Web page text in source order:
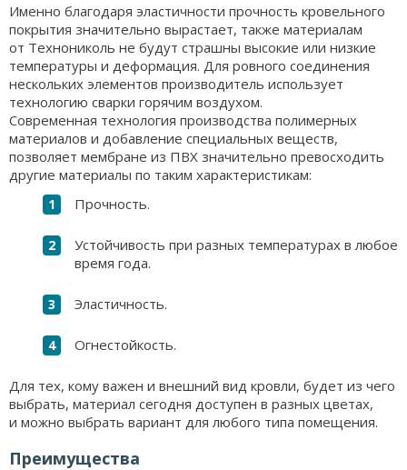
Именно благодаря эластичности прочность кровельного
покрытия значительно вырастает, также материалам
от Технониколь не будут страшны высокие или низкие
температуры и деформация. Для ровного соединения
нескольких элементов производитель использует
технологию сварки горячим воздухом.
Современная технология производства полимерных
материалов и добавление специальных веществ,
позволяет мембране из ПВХ значительно превосходить
другие материалы по таким характеристикам:
Прочность.
Устойчивость при разных температурах в любое
время года.
Эластичность.
Огнестойкость.
Для тех, кому важен и внешний вид кровли, будет из чего
выбрать, материал сегодня доступен в разных цветах,
и можно выбрать вариант для любого типа помещения.
Преимущества